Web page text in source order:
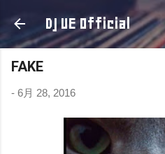
スキップしてメイン
DJ UE Official
FAKE
- 6月 28, 2016